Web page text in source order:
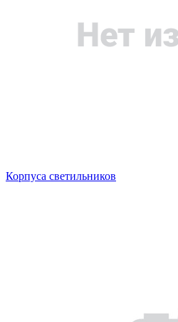
Корпуса светильников